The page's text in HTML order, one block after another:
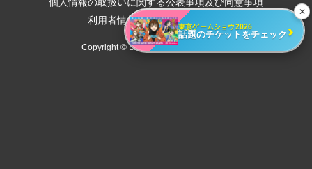
利用者情報の外部送信について
Copyright © Lawson Entertainment, Inc.
✕
東京ゲームショウ2026
話題のチケットをチェック ›